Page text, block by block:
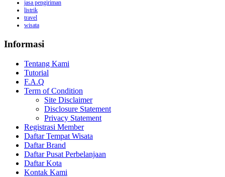
jasa pengiriman
listrik
travel
wisata
Informasi
Tentang Kami
Tutorial
F.A.Q
Term of Condition
Site Disclaimer
Disclosure Statement
Privacy Statement
Registrasi Member
Daftar Tempat Wisata
Daftar Brand
Daftar Pusat Perbelanjaan
Daftar Kota
Kontak Kami